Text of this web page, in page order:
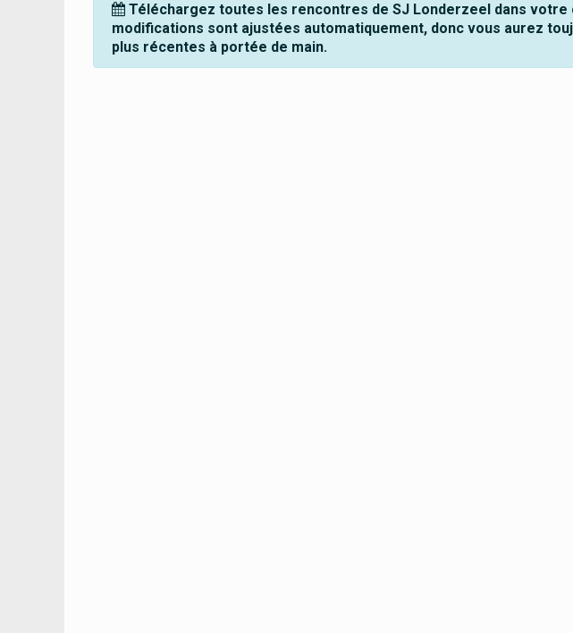
Téléchargez toutes les rencontres de SJ Londerzeel dans votre
modifications sont ajustées automatiquement, donc vous aurez
plus récentes à portée de main.